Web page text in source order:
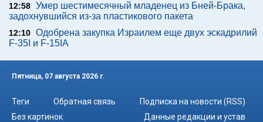
12:58 Умер шестимесячный младенец из Бней-Брака,
задохнувшийся из-за пластикового пакета
12:10 Одобрена закупка Израилем еще двух эскадрилий
F-35I и F-15IA
Пятница, 07 августа 2026 г.
Теги Обратная связь
Подписка на новости (RSS)
Без картинок
Данные редакции и устав